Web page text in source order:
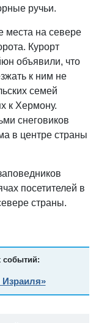
ручьи.
места на севере
Курорт
объявили, что
к ним не
семей
к Хермону.
снеговиков
в центре страны
посетителей в
страны.
событий:
Израиля»